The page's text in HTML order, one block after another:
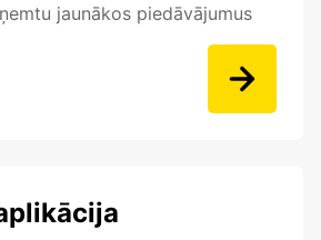
jaunākos piedāvājumus